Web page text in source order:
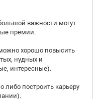
важности могут
премии.
хорошо повысить
нудных и
интересные).
построить карьеру